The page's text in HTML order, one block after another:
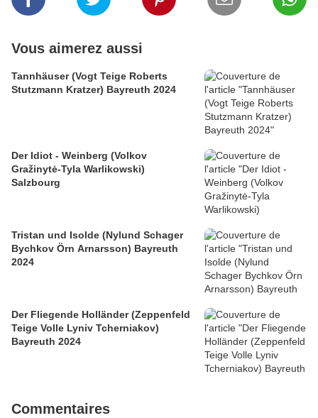
Vous aimerez aussi
Tannhäuser (Vogt Teige Roberts
Stutzmann Kratzer) Bayreuth 2024
Der Idiot - Weinberg (Volkov
Gražinytė-Tyla Warlikowski)
Salzbourg
Tristan und Isolde (Nylund Schager
Bychkov Örn Arnarsson) Bayreuth
2024
Der Fliegende Holländer (Zeppenfeld
Teige Volle Lyniv Tcherniakov)
Bayreuth 2024
Commentaires